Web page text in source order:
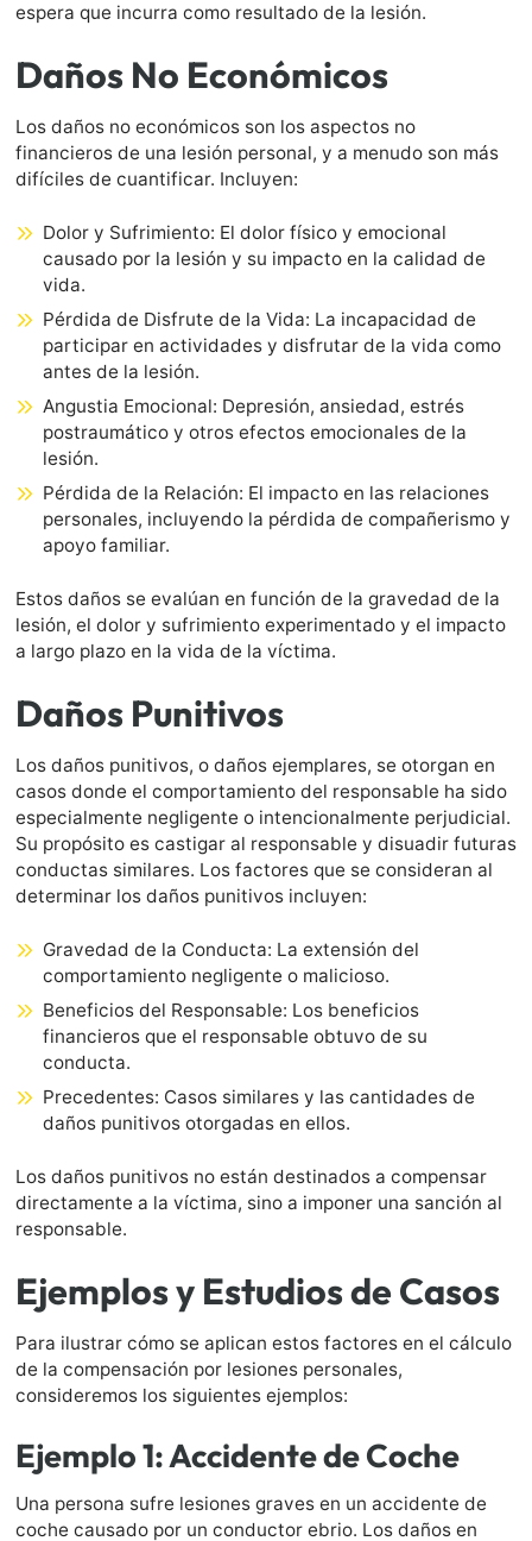
espera que incurra como resultado de la lesión.
Daños No Económicos
Los daños no económicos son los aspectos no
financieros de una lesión personal, y a menudo son más
difíciles de cuantificar. Incluyen:
Dolor y Sufrimiento: El dolor físico y emocional
causado por la lesión y su impacto en la calidad de
vida.
Pérdida de Disfrute de la Vida: La incapacidad de
participar en actividades y disfrutar de la vida como
antes de la lesión.
Angustia Emocional: Depresión, ansiedad, estrés
postraumático y otros efectos emocionales de la
lesión.
Pérdida de la Relación: El impacto en las relaciones
personales, incluyendo la pérdida de compañerismo y
apoyo familiar.
Estos daños se evalúan en función de la gravedad de la
lesión, el dolor y sufrimiento experimentado y el impacto
a largo plazo en la vida de la víctima.
Daños Punitivos
Los daños punitivos, o daños ejemplares, se otorgan en
casos donde el comportamiento del responsable ha sido
especialmente negligente o intencionalmente perjudicial.
Su propósito es castigar al responsable y disuadir futuras
conductas similares. Los factores que se consideran al
determinar los daños punitivos incluyen:
Gravedad de la Conducta: La extensión del
comportamiento negligente o malicioso.
Beneficios del Responsable: Los beneficios
financieros que el responsable obtuvo de su
conducta.
Precedentes: Casos similares y las cantidades de
daños punitivos otorgadas en ellos.
Los daños punitivos no están destinados a compensar
directamente a la víctima, sino a imponer una sanción al
responsable.
Ejemplos y Estudios de Casos
Para ilustrar cómo se aplican estos factores en el cálculo
de la compensación por lesiones personales,
consideremos los siguientes ejemplos:
Ejemplo 1: Accidente de Coche
Una persona sufre lesiones graves en un accidente de
coche causado por un conductor ebrio. Los daños en